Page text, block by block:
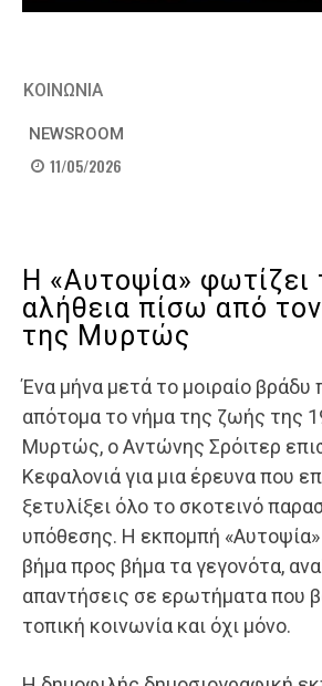
ΚΟΙΝΩΝΙΑ
NEWSROOM
11/05/2026
Η «Αυτοψία» φωτίζει
αλήθεια πίσω από
της Μυρτώς
Ένα μήνα μετά το μοιραίο βράδυ
απότομα το νήμα της ζωής της
Μυρτώς, ο Αντώνης Σρόιτερ
Κεφαλονιά για μια έρευνα που
ξετυλίξει όλο το σκοτεινό
υπόθεσης. Η εκπομπή
βήμα προς βήμα τα γεγονότα,
απαντήσεις σε ερωτήματα που
τοπική κοινωνία και όχι μόνο.